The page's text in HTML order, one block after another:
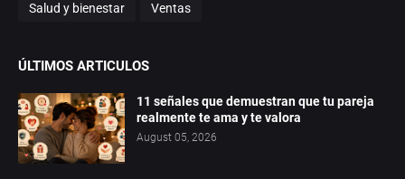
Salud y bienestar Ventas
ÚLTIMOS ARTICULOS
11 señales que demuestran que tu pareja
realmente te ama y te valora
August 05, 2026